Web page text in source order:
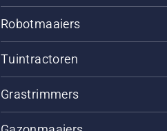
Robotmaaiers
Tuintractoren
Grastrimmers